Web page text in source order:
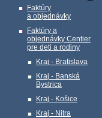
Faktúry
a objednávky
Faktúry a
objednávky Centier
pre deti a rodiny
Kraj - Bratislava
Kraj - Banská
Bystrica
Kraj - Košice
Kraj - Nitra